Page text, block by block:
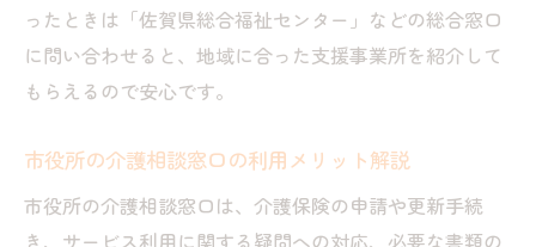
ったときは「佐賀県総合福祉センター」などの総合窓口
に問い合わせると、地域に合った支援事業所を紹介して
もらえるので安心です。
市役所の介護相談窓口の利用メリット解説
市役所の介護相談窓口は、介護保険の申請や更新手続
き、サービス利用に関する疑問への対応、必要な書類の